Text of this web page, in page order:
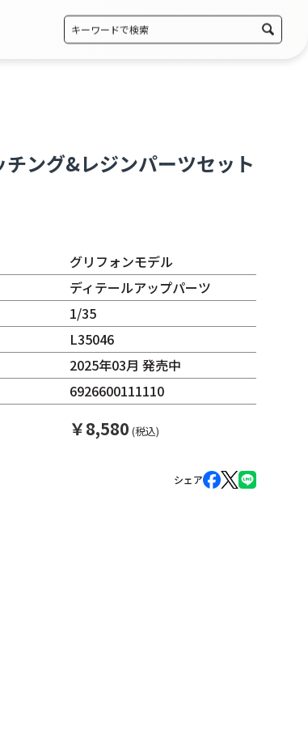
ング&レジンパーツセット
グリフォンモデル
ディテールアップパーツ
1/35
L35046
2025年03月 発売中
6926600111110
￥8,580 (税込)
シェア